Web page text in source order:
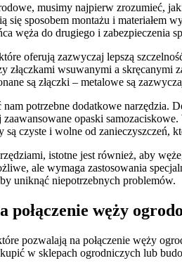
musimy najpierw zrozumieć,
się sposobem montażu i materiałem
węża do drugiego i zabezpieczenia
oferują zazwyczaj lepszą
złączkami wsuwanymi a
są złączki – metalowe są
nam potrzebne dodatkowe
opaski
czyste i wolne od zanieczyszczeń,
istotne jest również, aby
ale wymaga zastosowania
uniknąć niepotrzebnych problemów.
węży
pozwalają na połączenie węży
w sklepach ogrodniczych lub